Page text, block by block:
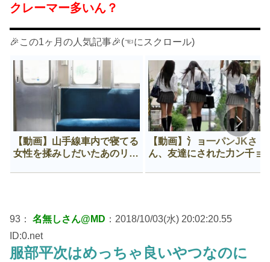
クレーマー多いん？
🎉この1ヶ月の人気記事🎉(☜にスクロール)
【動画】山手線車内で寝てる
女性を揉みしだいたあのリー
【動画】氵ョ一パンJKさ
ん、友達にされた力ン千ョ
93： 名無しさん@MD ：2018/10/03(水) 20:02:20.55
ID:0.net
服部平次はめっちゃ良いやつなのに